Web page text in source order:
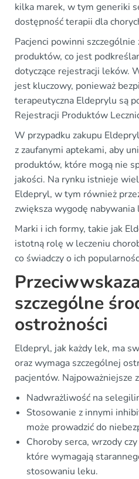
kilka marek, w tym generiki
dostępność terapii dla
Pacjenci powinni
produktów, co jest
dotyczące rejestracji leków.
jest kluczowy, ponieważ
terapeutyczna Eldeprylu są
Rejestracji Produktów
W przypadku zakupu
z zaufanymi aptekami, aby
produktów, które mogą nie
jakości. Na rynku istnieje
Eldepryl, w tym również
zwiększa wygodę nabywania
Marki i ich formy, takie jak
istotną rolę w leczeniu
co świadczy o ich
szczególne
ostrożności
Eldepryl, jak każdy lek, ma
oraz wymaga szczególnej
pacjentów. Najpoważniejsze
Nadwrażliwość na
Stosowanie z innymi
może prowadzić do
Choroby serca, wrzody
które wymagają
stosowaniu leku.